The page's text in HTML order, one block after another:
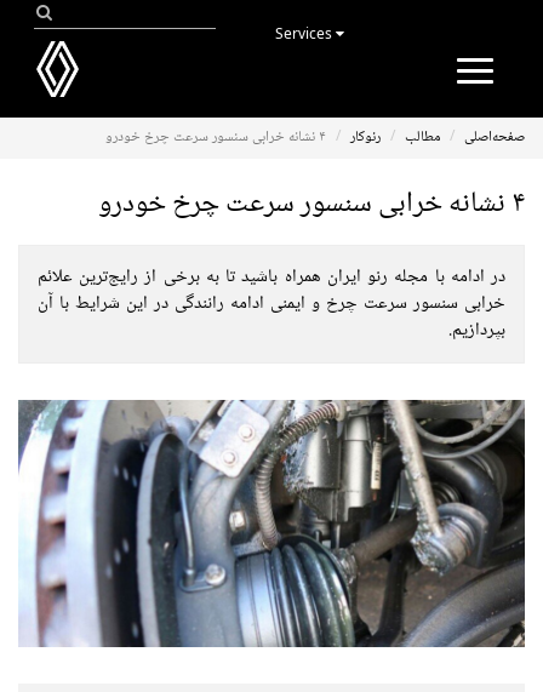
Toggle
صفحه‌اصلی مطالب رنوکار ۴ نشانه خرابی سنسور سرعت چرخ خودرو
۴ نشانه خرابی سنسور سرعت چرخ خودرو
در ادامه با مجله رنو ایران همراه باشید تا به برخی از رایج‌ترین علائم
خرابی سنسور سرعت چرخ و ایمنی ادامه رانندگی در این شرایط با آن
بپردازیم.